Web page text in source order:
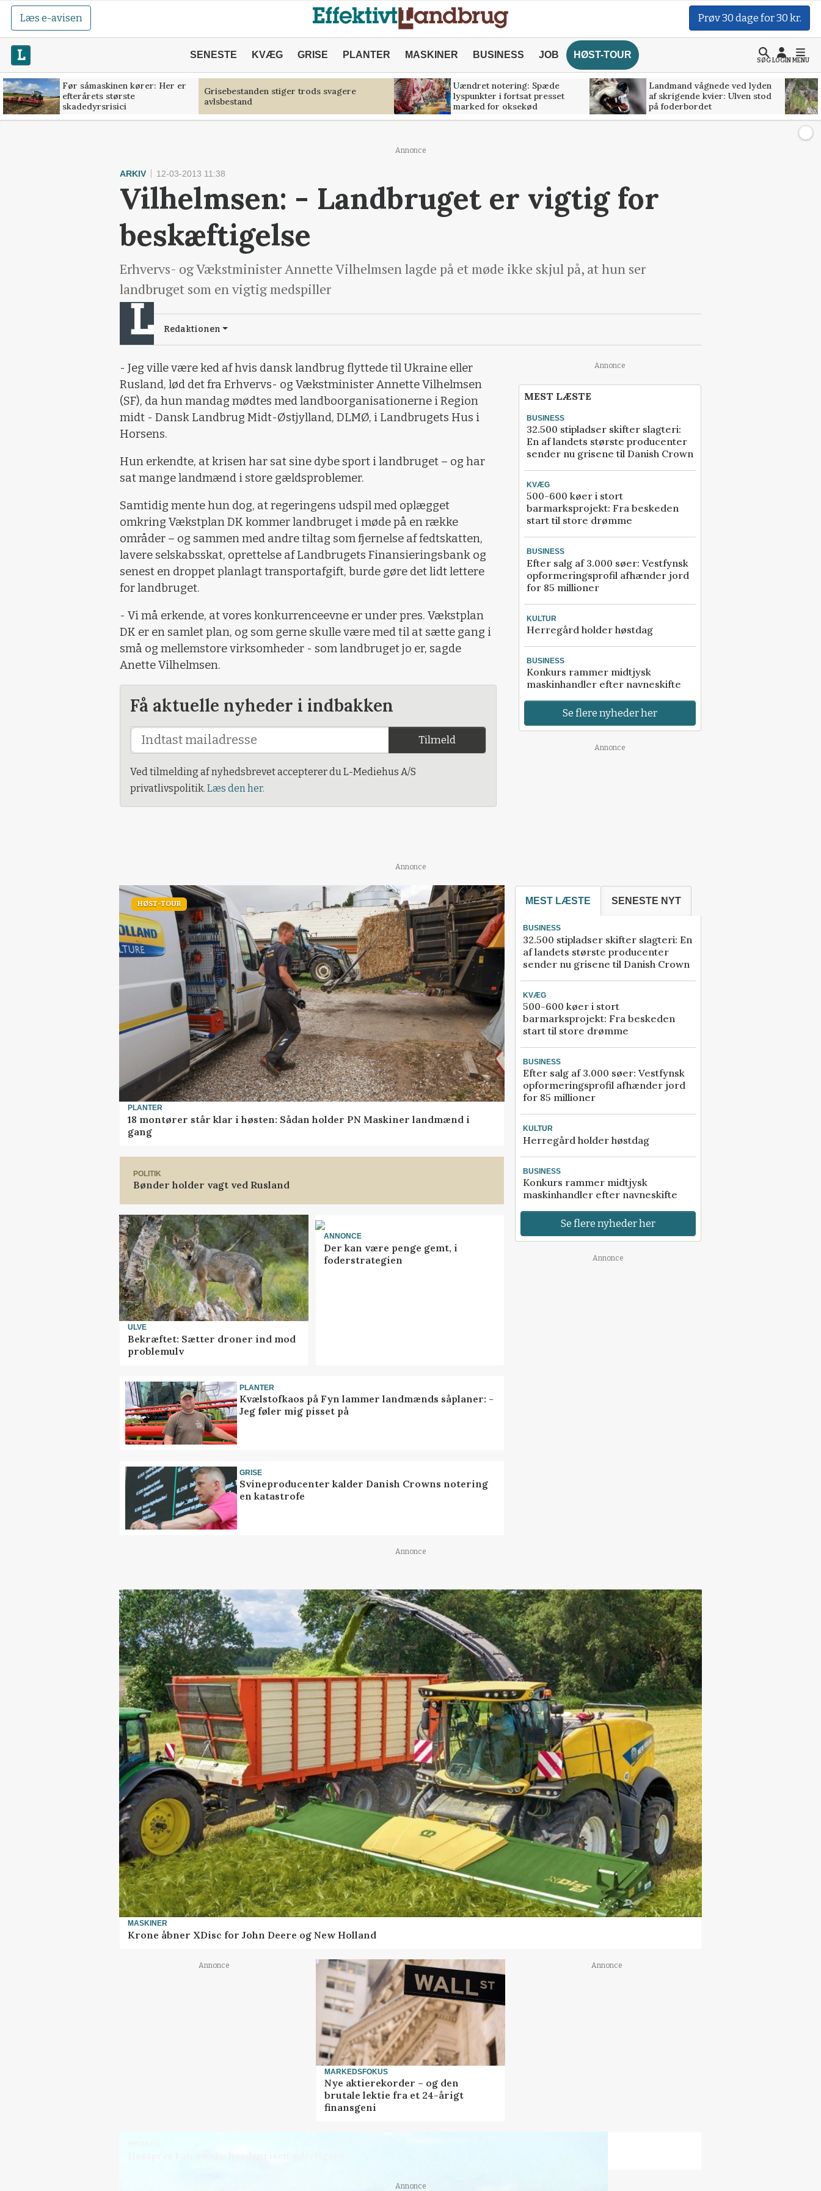
Læs e-avisen Prøv 30 dage for 30 kr.
SENESTE KVÆG GRISE PLANTER MASKINER BUSINESS JOB HØST-TOUR
SØGLOGINMENU
Før såmaskinen kører: Her er
efterårets største
skadedyrsrisici
Grisebestanden stiger trods svagere
avlsbestand
Uændret notering: Spæde
lyspunkter i fortsat presset
marked for oksekød
Landmand vågnede ved lyden
af skrigende kvier: Ulven stod
på foderbordet
Annonce
ARKIV 12-03-2013 11:38
Vilhelmsen: - Landbruget er vigtig for
beskæftigelse
Erhvervs- og Vækstminister Annette Vilhelmsen lagde på et møde ikke skjul på, at hun ser
landbruget som en vigtig medspiller
Redaktionen
- Jeg ville være ked af hvis dansk landbrug flyttede til Ukraine eller
Rusland, lød det fra Erhvervs- og Vækstminister Annette Vilhelmsen
(SF), da hun mandag mødtes med landboorganisationerne i Region
midt - Dansk Landbrug Midt-Østjylland, DLMØ, i Landbrugets Hus i
Horsens.
Hun erkendte, at krisen har sat sine dybe sport i landbruget – og har
sat mange landmænd i store gældsproblemer.
Samtidig mente hun dog, at regeringens udspil med oplægget
omkring Vækstplan DK kommer landbruget i møde på en række
områder – og sammen med andre tiltag som fjernelse af fedtskatten,
lavere selskabsskat, oprettelse af Landbrugets Finansieringsbank og
senest en droppet planlagt transportafgift, burde gøre det lidt lettere
for landbruget.
- Vi må erkende, at vores konkurrenceevne er under pres. Vækstplan
DK er en samlet plan, og som gerne skulle være med til at sætte gang i
små og mellemstore virksomheder - som landbruget jo er, sagde
Anette Vilhelmsen.
Få aktuelle nyheder i indbakken
Tilmeld
Ved tilmelding af nyhedsbrevet accepterer du L-Mediehus A/S
privatlivspolitik. Læs den her.
Annonce
MEST LÆSTE
BUSINESS
32.500 stipladser skifter slagteri:
En af landets største producenter
sender nu grisene til Danish Crown
KVÆG
500-600 køer i stort
barmarksprojekt: Fra beskeden
start til store drømme
BUSINESS
Efter salg af 3.000 søer: Vestfynsk
opformeringsprofil afhænder jord
for 85 millioner
KULTUR
Herregård holder høstdag
BUSINESS
Konkurs rammer midtjysk
maskinhandler efter navneskifte
Se flere nyheder her
Annonce
Annonce
HØST-TOUR
PLANTER
18 montører står klar i høsten: Sådan holder PN Maskiner landmænd i
gang
POLITIK
Bønder holder vagt ved Rusland
ULVE
Bekræftet: Sætter droner ind mod
problemulv
ANNONCE
Der kan være penge gemt, i
foderstrategien
PLANTER
Kvælstofkaos på Fyn lammer landmænds såplaner: -
Jeg føler mig pisset på
GRISE
Svineproducenter kalder Danish Crowns notering
en katastrofe
MEST LÆSTE SENESTE NYT
BUSINESS
32.500 stipladser skifter slagteri: En
af landets største producenter
sender nu grisene til Danish Crown
KVÆG
500-600 køer i stort
barmarksprojekt: Fra beskeden
start til store drømme
BUSINESS
Efter salg af 3.000 søer: Vestfynsk
opformeringsprofil afhænder jord
for 85 millioner
KULTUR
Herregård holder høstdag
BUSINESS
Konkurs rammer midtjysk
maskinhandler efter navneskifte
Se flere nyheder her
Annonce
Annonce
MASKINER
Krone åbner XDisc for John Deere og New Holland
Annonce
MARKEDSFOKUS
Nye aktierekorder – og den
brutale lektie fra et 24-årigt
finansgeni
Annonce
Annonce